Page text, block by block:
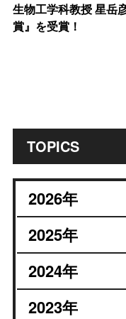
TOPICS
2026年
2025年
2024年
2023年
生物工学科教授 星岳
賞』を受賞！